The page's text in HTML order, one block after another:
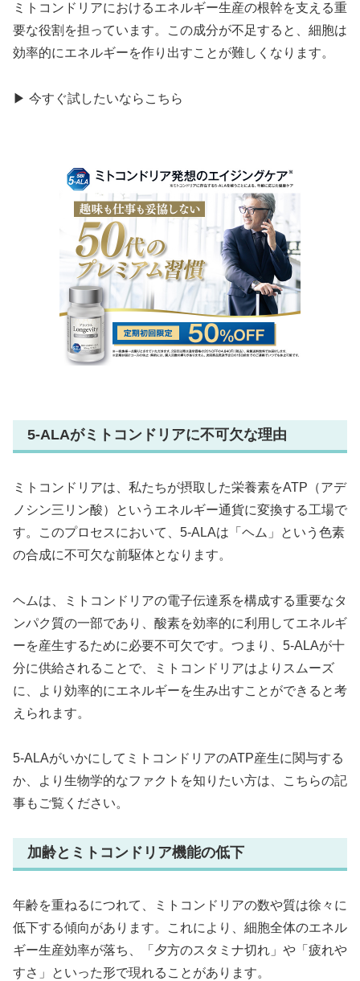
ミトコンドリアにおけるエネルギー生産の根幹を支える重
要な役割を担っています。この成分が不足すると、細胞は
効率的にエネルギーを作り出すことが難しくなります。
▶ 今すぐ試したいならこちら
5-ALAがミトコンドリアに不可欠な理由
ミトコンドリアは、私たちが摂取した栄養素をATP（アデ
ノシン三リン酸）というエネルギー通貨に変換する工場で
す。このプロセスにおいて、5-ALAは「ヘム」という色素
の合成に不可欠な前駆体となります。
ヘムは、ミトコンドリアの電子伝達系を構成する重要なタ
ンパク質の一部であり、酸素を効率的に利用してエネルギ
ーを産生するために必要不可欠です。つまり、5-ALAが十
分に供給されることで、ミトコンドリアはよりスムーズ
に、より効率的にエネルギーを生み出すことができると考
えられます。
5-ALAがいかにしてミトコンドリアのATP産生に関与する
か、より生物学的なファクトを知りたい方は、こちらの記
事もご覧ください。
加齢とミトコンドリア機能の低下
年齢を重ねるにつれて、ミトコンドリアの数や質は徐々に
低下する傾向があります。これにより、細胞全体のエネル
ギー生産効率が落ち、「夕方のスタミナ切れ」や「疲れや
すさ」といった形で現れることがあります。